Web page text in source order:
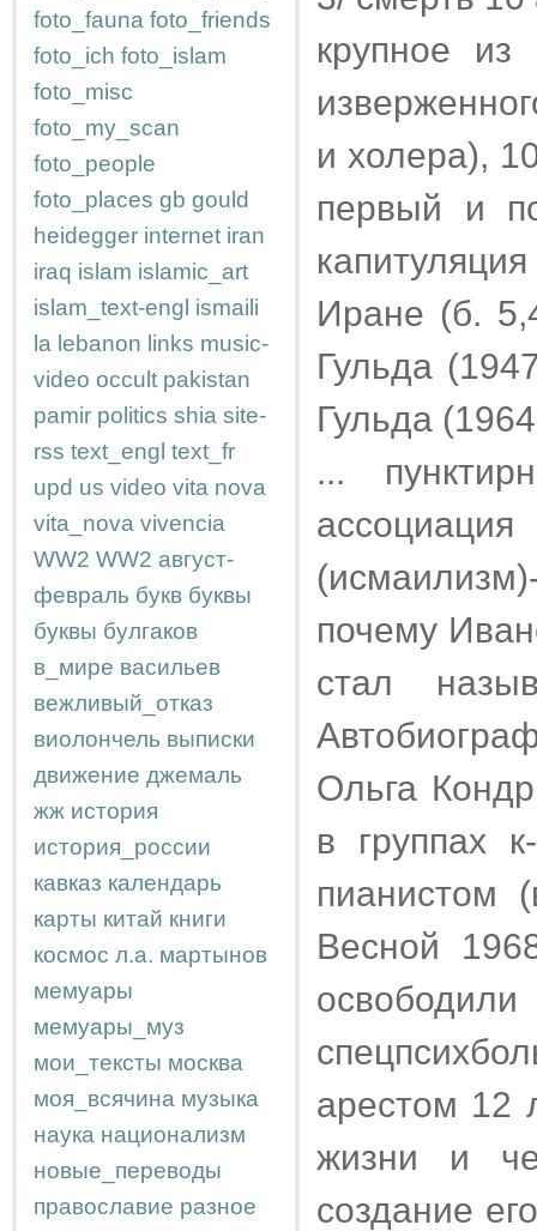
foto_fauna foto_friends
foto_ich foto_islam
foto_misc
foto_my_scan
foto_people
foto_places gb gould
heidegger internet iran
iraq islam islamic_art
islam_text-engl ismaili
la lebanon links music-
video occult pakistan
pamir politics shia site-
rss text_engl text_fr
upd us video vita nova
vita_nova vivencia
WW2 WW2 август-
февраль букв буквы
буквы булгаков
в_мире васильев
вежливый_отказ
виолончель выписки
движение джемаль
жж история
история_россии
кавказ календарь
карты китай книги
космос л.а. мартынов
мемуары
мемуары_муз
мои_тексты москва
моя_всячина музыка
наука национализм
новые_переводы
православие разное
крупное из
и холера),
первый и
Иране (б.
Гульда
Гульда
...
почему
стал
Ольга
в группах
пианистом
Весной
арестом 12
жизни и
создание